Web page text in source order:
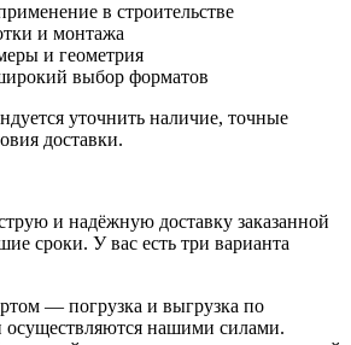
в строительстве
и монтажа
и геометрия
выбор форматов
уточнить наличие, точные
доставки.
и надёжную доставку заказанной
сроки. У вас есть три варианта
— погрузка и выгрузка по
осуществляются нашими силами.